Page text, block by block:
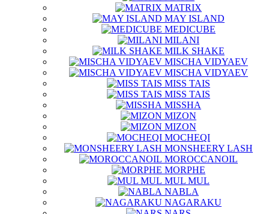
MATRIX
MAY ISLAND
MEDICUBE
MILANI
MILK SHAKE
MISCHA VIDYAEV
MISCHA VIDYAEV
MISS TAIS
MISS TAIS
MISSHA
MIZON
MIZON
MOCHEQI
MONSHEERY LASH
MOROCCANOIL
MORPHE
MUL MUL
NABLA
NAGARAKU